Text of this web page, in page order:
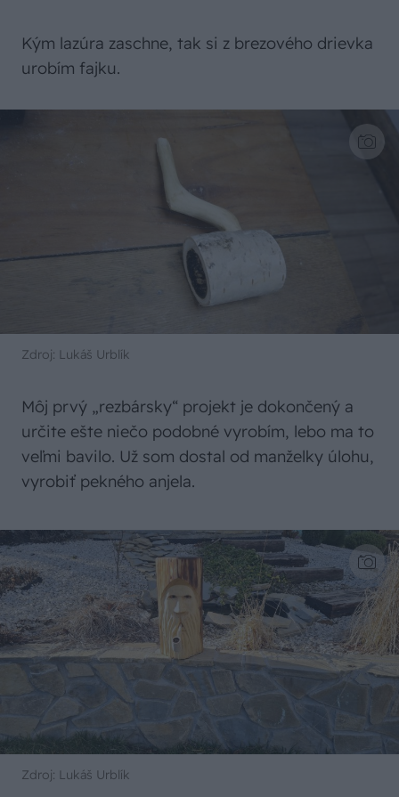
Kým lazúra zaschne, tak si z brezového drievka
urobím fajku.
Zdroj: Lukáš Urblík
Môj prvý „rezbársky“ projekt je dokončený a
určite ešte niečo podobné vyrobím, lebo ma to
veľmi bavilo. Už som dostal od manželky úlohu,
vyrobiť pekného anjela.
Zdroj: Lukáš Urblík